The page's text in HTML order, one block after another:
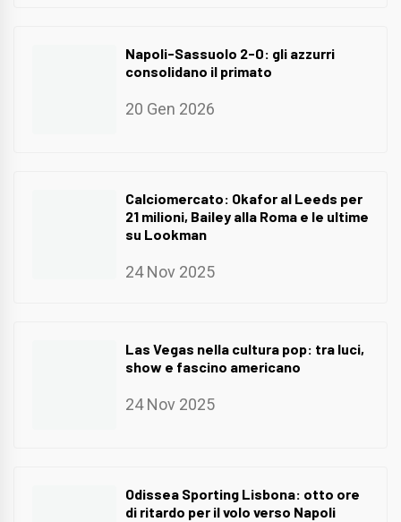
Napoli-Sassuolo 2-0: gli azzurri
consolidano il primato
20 Gen 2026
Calciomercato: Okafor al Leeds per
21 milioni, Bailey alla Roma e le ultime
su Lookman
24 Nov 2025
Las Vegas nella cultura pop: tra luci,
show e fascino americano
24 Nov 2025
Odissea Sporting Lisbona: otto ore
di ritardo per il volo verso Napoli